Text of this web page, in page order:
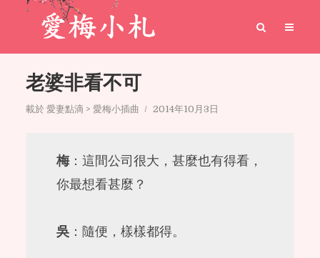
老婆非看不可
載於 愛妻點滴 > 愛梅小插曲 2014年10月3日
梅：這間公司很大，甚麼也有得看，
你最想看甚麼？
吳：隨便，樣樣都得。